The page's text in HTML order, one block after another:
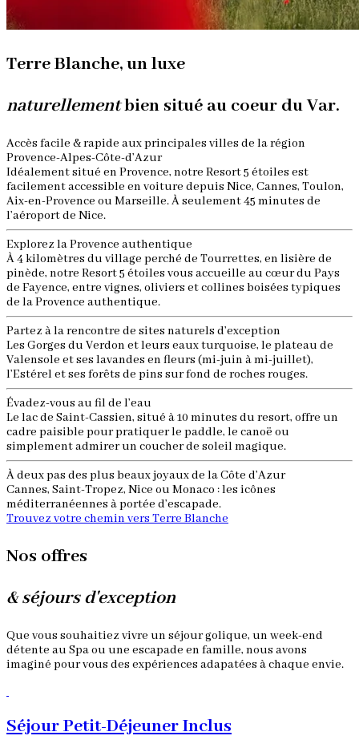
Terre Blanche, un luxe
naturellementbien situé au coeur du Var.
Accès facile & rapide aux principales villes de la région
Provence-Alpes-Côte-d’Azur
Idéalement situé en Provence, notre Resort 5 étoiles est
facilement accessible en voiture depuis Nice, Cannes, Toulon,
Aix-en-Provence ou Marseille. À seulement 45 minutes de
l’aéroport de Nice.
Explorez la Provence authentique
À 4 kilomètres du village perché de Tourrettes, en lisière de
pinède, notre Resort 5 étoiles vous accueille au cœur du Pays
de Fayence, entre vignes, oliviers et collines boisées typiques
de la Provence authentique.
Partez à la rencontre de sites naturels d’exception
Les Gorges du Verdon et leurs eaux turquoise, le plateau de
Valensole et ses lavandes en fleurs (mi-juin à mi-juillet),
l’Estérel et ses forêts de pins sur fond de roches rouges.
Évadez-vous au fil de l’eau
Le lac de Saint-Cassien, situé à 10 minutes du resort, offre un
cadre paisible pour pratiquer le paddle, le canoë ou
simplement admirer un coucher de soleil magique.
À deux pas des plus beaux joyaux de la Côte d’Azur
Cannes, Saint-Tropez, Nice ou Monaco : les icônes
méditerranéennes à portée d’escapade.
Trouvez votre chemin vers Terre Blanche
Nos offres
& séjours d'exception
Que vous souhaitiez vivre un séjour golique, un week-end
détente au Spa ou une escapade en famille, nous avons
imaginé pour vous des expériences adapatées à chaque envie.
Séjour Petit-Déjeuner Inclus